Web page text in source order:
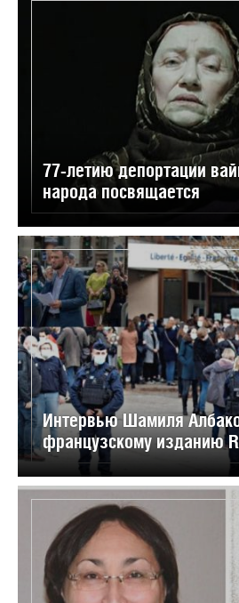
77-летию депортации
народа посвящается
Интервью Шамиля
французскому изданию